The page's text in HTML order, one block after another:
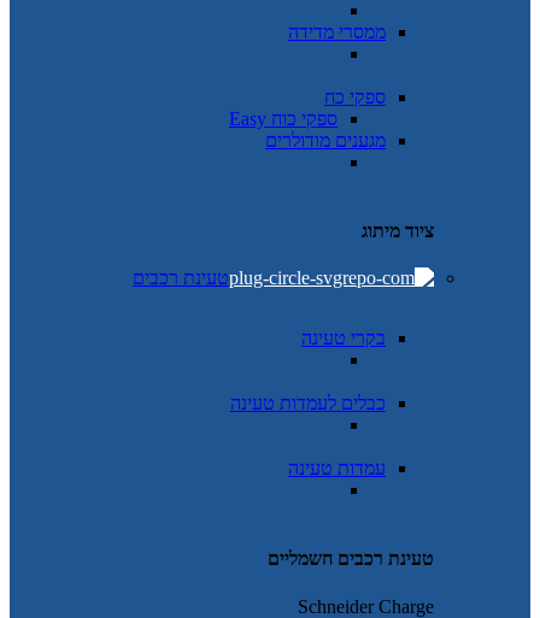
ממסרי מדידה
ספקי כח
ספקי כוח Easy
מגענים מודולרים
ציוד מיתוג
טעינת רכבים
בקרי טעינה
כבלים לעמדות טעינה
עמדות טעינה
טעינת רכבים חשמליים
Schneider Charge